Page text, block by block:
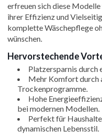
erfreuen sich diese
ihrer Effizienz und
komplette Wäschepflege
wünschen.
Hervorstechende
Platzersparnis durch
Mehr Komfort durch
Trockenprogramme.
Hohe
bei modernen Modellen.
Perfekt für
dynamischen Lebensstil.